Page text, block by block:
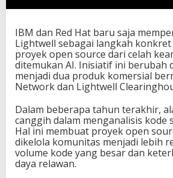
d
a
t
L
i
n
d
n
g
i
O
p
e
IBM dan Red Hat baru saja
Lightwell sebagai langkah
proyek open source dari celah
ditemukan AI. Inisiatif ini berubah
menjadi dua produk komersial
Network dan Lightwell
Dalam beberapa tahun terakhir,
canggih dalam menganalisis kode
Hal ini membuat proyek open
dikelola komunitas menjadi lebih
volume kode yang besar dan
daya relawan.